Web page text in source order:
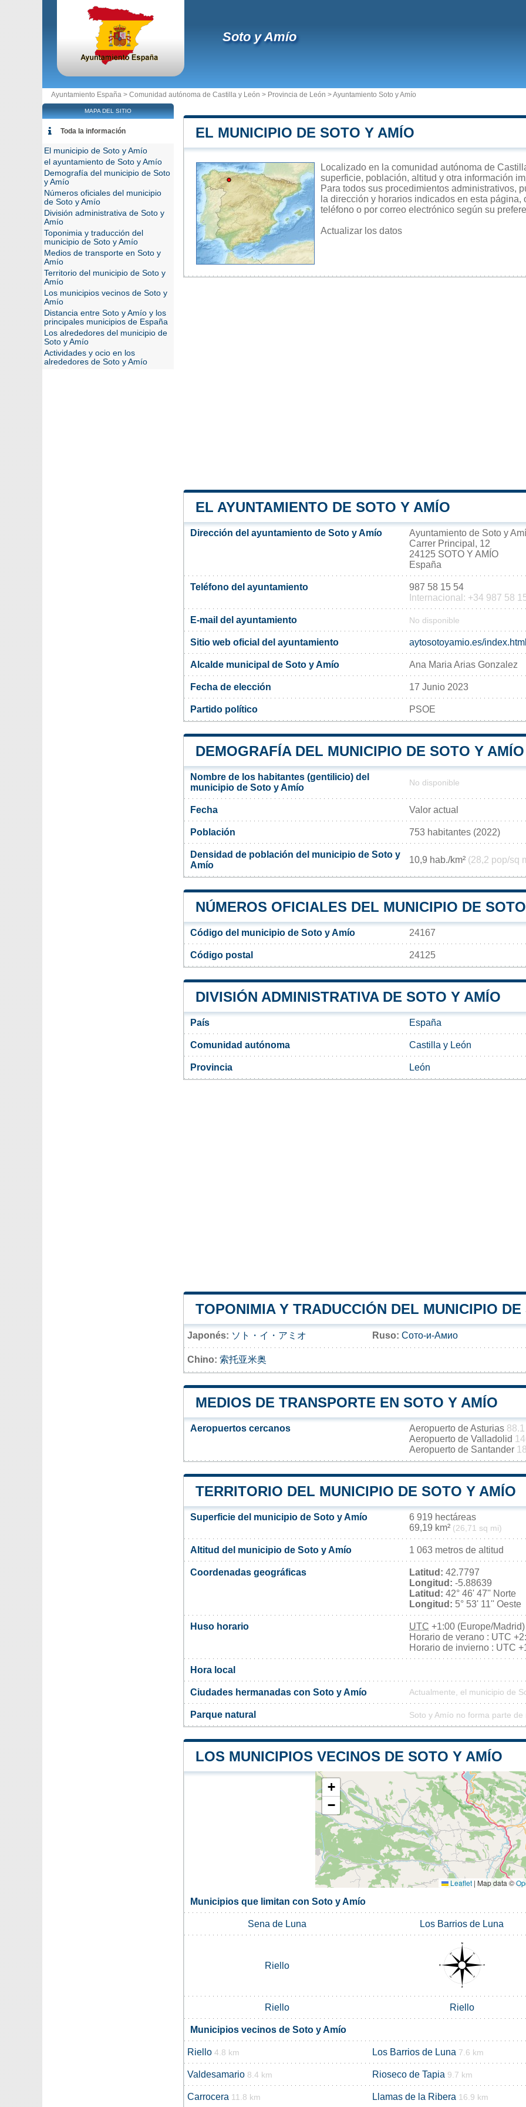
Soto y Amío
Ayuntamiento España > Comunidad autónoma de Castilla y León > Provincia de León >Ayuntamiento Soto y Amío
EL MUNICIPIO DE SOTO Y AMÍO
Localizado en la comunidad autónoma de
superficie, población, altitud y otra información
Para todos sus procedimientos administrativos,
la dirección y horarios indicados en esta
teléfono o por correo electrónico según su
Actualizar los datos
EL AYUNTAMIENTO DE SOTO Y AMÍO
Dirección del ayuntamiento de Soto y Amío
Ayuntamiento de Soto y
Carrer Principal, 12
24125 SOTO Y AMÍO
España
Teléfono del ayuntamiento
987 58 15 54
Internacional: +34 987 58
E-mail del ayuntamiento No disponible
Sitio web oficial del ayuntamiento aytosotoyamio.es/index.html
Alcalde municipal de Soto y Amío Ana Maria Arias Gonzalez
Fecha de elección 17 Junio 2023
Partido político PSOE
DEMOGRAFÍA DEL MUNICIPIO DE SOTO Y AMÍO
Nombre de los habitantes (gentilicio) del
municipio de Soto y Amío
No disponible
Fecha Valor actual
Población 753 habitantes (2022)
Densidad de población del municipio de Soto y
Amío
10,9 hab./km² (28,2 pop/sq
NÚMEROS OFICIALES DEL MUNICIPIO DE
Código del municipio de Soto y Amío 24167
Código postal 24125
DIVISIÓN ADMINISTRATIVA DE SOTO Y AMÍO
País España
Comunidad autónoma Castilla y León
Provincia León
TOPONIMIA Y TRADUCCIÓN DEL MUNICIPIO
Japonés: ソト・イ・アミオ Ruso: Сото-и-Амио
Chino: 索托亚米奥
MEDIOS DE TRANSPORTE EN SOTO Y AMÍO
Aeropuertos cercanos Aeropuerto de Asturias
Aeropuerto de Valladolid
Aeropuerto de Santander
TERRITORIO DEL MUNICIPIO DE SOTO Y AMÍO
Superficie del municipio de Soto y Amío
6 919 hectáreas
69,19 km² (26,71 sq mi)
Altitud del municipio de Soto y Amío 1 063 metros de altitud
Coordenadas geográficas Latitud: 42.7797
Longitud: -5.88639
Latitud: 42° 46' 47'' Norte
Longitud: 5° 53' 11'' Oeste
Huso horario UTC +1:00 (Europe/Madrid)
Horario de verano : UTC
Horario de invierno : UTC
Hora local
Ciudades hermanadas con Soto y Amío Actualmente, el municipio de
Parque natural Soto y Amío no forma parte de
LOS MUNICIPIOS VECINOS DE SOTO Y AMÍO
+
−
Leaflet | Map data ©
Municipios que limitan con Soto y Amío
Sena de Luna Los Barrios de Luna
Riello
Riello Riello
Municipios vecinos de Soto y Amío
Riello 4.8 km Los Barrios de Luna 7.6 km
Valdesamario 8.4 km Rioseco de Tapia 9.7 km
Carrocera 11.8 km Llamas de la Ribera 16.9 km
MAPA DEL SITIO
Toda la información
El municipio de Soto y Amío
el ayuntamiento de Soto y Amío
Demografía del municipio de Soto
y Amío
Números oficiales del municipio
de Soto y Amío
División administrativa de Soto y
Amío
Toponimia y traducción del
municipio de Soto y Amío
Medios de transporte en Soto y
Amío
Territorio del municipio de Soto y
Amío
Los municipios vecinos de Soto y
Amío
Distancia entre Soto y Amío y los
principales municipios de España
Los alrededores del municipio de
Soto y Amío
Actividades y ocio en los
alrededores de Soto y Amío